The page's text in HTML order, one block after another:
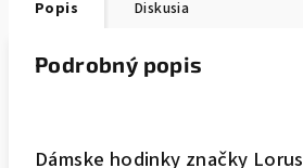
Popis Diskusia
Podrobný popis
Dámske hodinky značky Lorus